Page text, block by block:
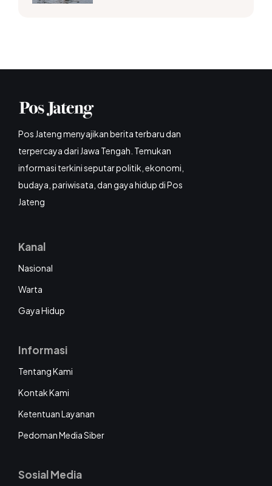
Pos Jateng menyajikan berita terbaru dan
terpercaya dari Jawa Tengah. Temukan
informasi terkini seputar politik, ekonomi,
budaya, pariwisata, dan gaya hidup di Pos
Jateng
Kanal
Nasional
Warta
Gaya Hidup
Informasi
Tentang Kami
Kontak Kami
Ketentuan Layanan
Pedoman Media Siber
Sosial Media